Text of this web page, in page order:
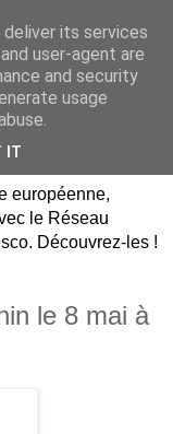
européenne,
le Réseau
Découvrez-les !
le 8 mai à
its services
user-agent are
and security
usage
IT